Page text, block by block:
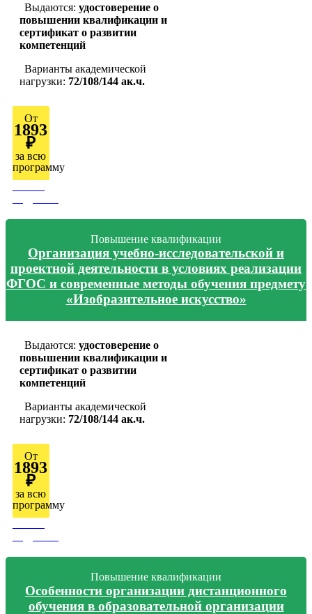
Выдаются: удостоверение о
повышении квалификации и
сертификат о развитии
компетенций
Варианты академической
нагрузки: 72/108/144 ак.ч.
От
1893
₽
за всю
программу
Повышение квалификации
Организация учебно-исследовательской и
проектной деятельности в условиях реализации
ФГОС и современные методы обучения предмету
«Изобразительное искусство»
Выдаются: удостоверение о
повышении квалификации и
сертификат о развитии
компетенций
Варианты академической
нагрузки: 72/108/144 ак.ч.
От
1893
₽
за всю
программу
Повышение квалификации
Особенности организации дистанционного
обучения в образовательной организации